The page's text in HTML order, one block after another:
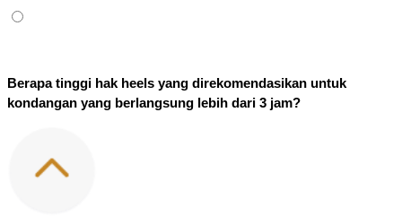
Berapa tinggi hak heels yang direkomendasikan untuk
kondangan yang berlangsung lebih dari 3 jam?